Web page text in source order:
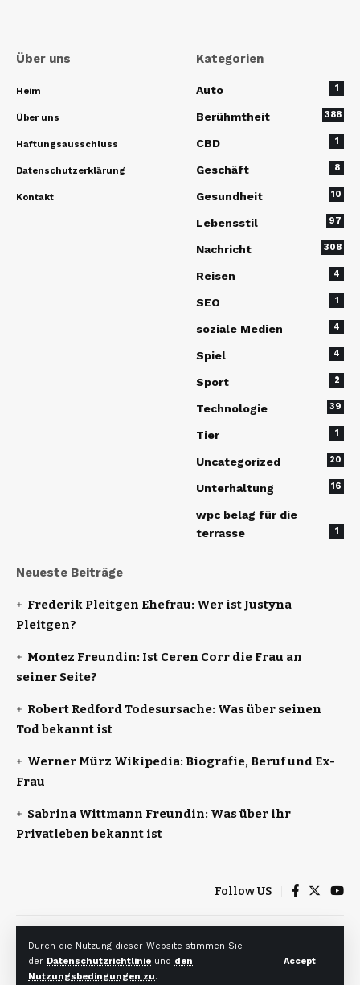
Durch die Nutzung dieser Website stimmen Sie
der Datenschutzrichtlinie und den
Nutzungsbedingungen zu.
Accept
Über uns
Heim
Über uns
Haftungsausschluss
Datenschutzerklärung
Kontakt
Kategorien
Auto 1
Berühmtheit 388
CBD 1
Geschäft 8
Gesundheit 10
Lebensstil 97
Nachricht 308
Reisen 4
SEO 1
soziale Medien 4
Spiel 4
Sport 2
Technologie 39
Tier 1
Uncategorized 20
Unterhaltung 16
wpc belag für die
terrasse
1
Neueste Beiträge
Frederik Pleitgen Ehefrau: Wer ist Justyna
Pleitgen?
Montez Freundin: Ist Ceren Corr die Frau an
seiner Seite?
Robert Redford Todesursache: Was über seinen
Tod bekannt ist
Werner Mürz Wikipedia: Biografie, Beruf und Ex-
Frau
Sabrina Wittmann Freundin: Was über ihr
Privatleben bekannt ist
Follow US
Datenschutzerklärung
Kontakt